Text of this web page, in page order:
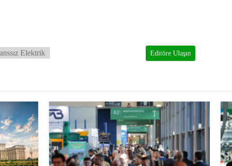
Elektrik Editöre Ulaşın